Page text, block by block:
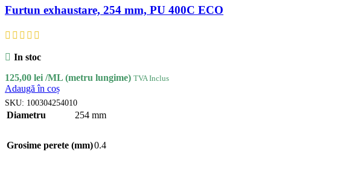
Furtun exhaustare, 254 mm, PU 400C ECO
In stoc
125,00 lei /ML (metru lungime) TVA Inclus
Adaugă în coș
SKU: 100304254010
Diametru 254 mm
Grosime perete (mm)0.4